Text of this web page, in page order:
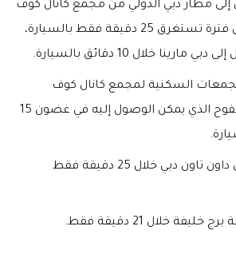
مطار دبي الدولي من مجمع كانال كوف
سعفة G في خلال فترة تستغرق 25 دقيقة فقط بالسيارة،
خلال 10 دقائق بالسيارة.
السكنية لمجمع كانال كوف
سعفة G هو الصفوح الذي يمكن الوصول إليه في غضون 15
يمكن الوصول إلي داون تاون دبي خلال 25 دقيقة فقط
خلال 21 دقيقة فقط.